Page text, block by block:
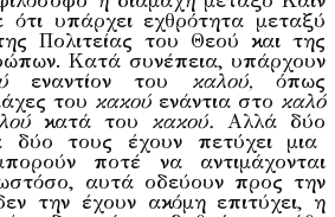
ότι υπάρχει εχθρότητα μεταξύ
Πολιτείας του Θεού και της
Κατά συνέπεια, υπάρχουν
εναντίον του καλού,όπως
του κακού ενάντια στο καλό
κατά του κακού. Αλλά δύο
τους έχουν πετύχει μια
ποτέ να αντιμάχονται
αυτά οδεύουν προς την
την έχουν ακόμη επιτύχει, η